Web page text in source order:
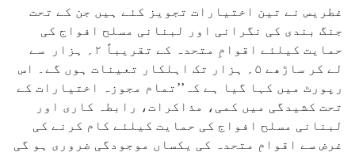
غطریس نے تین اختیارات تجویز کئے ہیں جن کے تحت
جنگ بندی کی نگرانی اور لبنانی مسلح افواج کی
حمایت کیلئے اقوامِ متحدہ کے تقریباً ۲؍ ہزار سے
لے کر ساڑھے ۵؍ ہزار تک اہلکار تعینات ہوں گے۔ اس
رپورٹ میں کہا گیا ہے کہ’’تمام مجوزہ اختیارات کے
تحت کشیدگی میں کمی، مذاکرات، رابطہ کاری اور
لبنانی مسلح افواج کی حمایت کیلئے کام کرنے کی
غرض سے اقوامِ متحدہ کی یکساں موجودگی ضروری ہو گی